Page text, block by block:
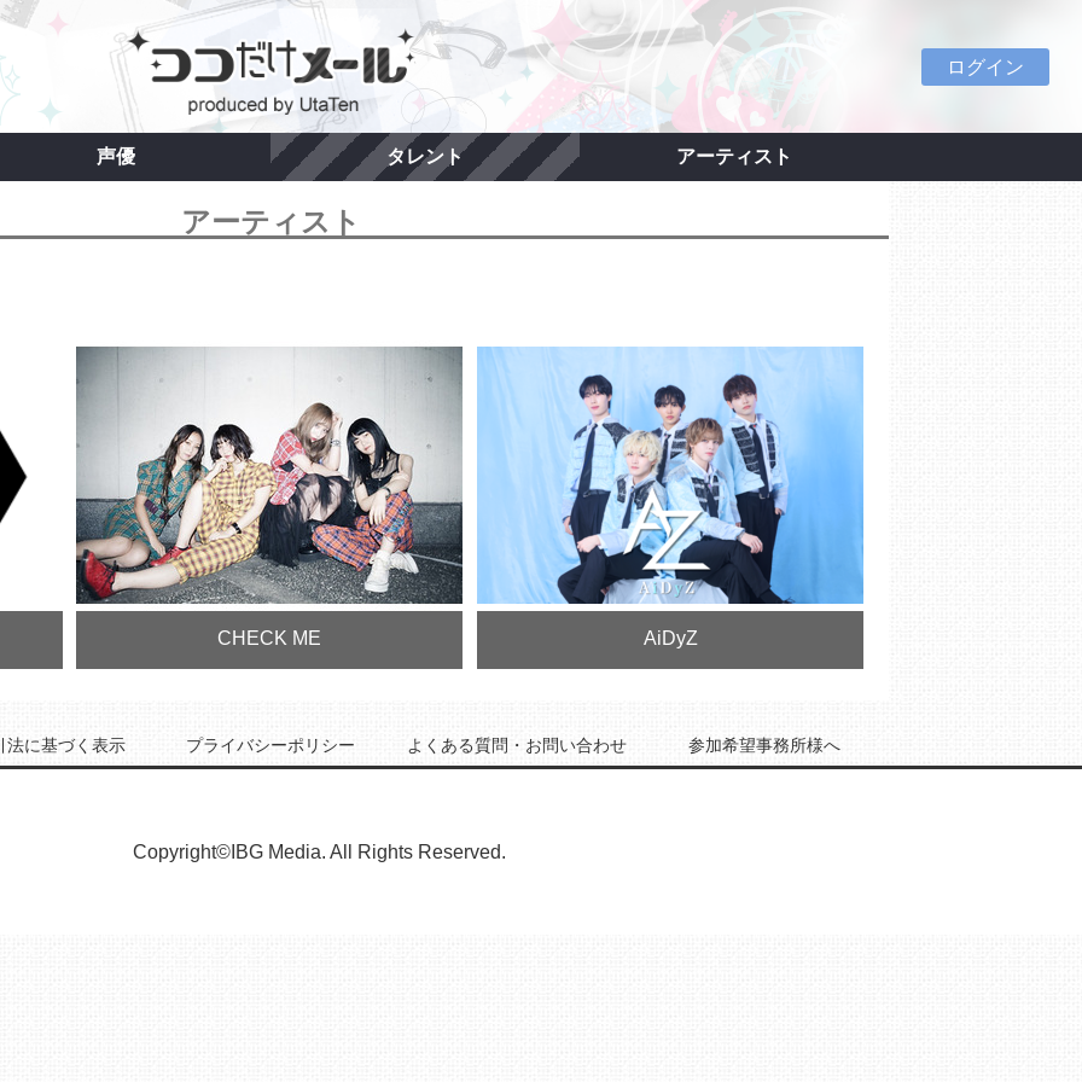
ログイン
声優 タレント アーティスト
アーティスト
CHECK ME AiDyZ
法に基づく表示 プライバシーポリシー よくある質問・お問い合わせ 参加希望事務所様へ
Copyright©IBG Media. All Rights Reserved.